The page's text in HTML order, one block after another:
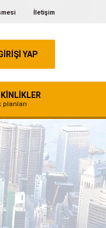
İletişim
YAP
planları